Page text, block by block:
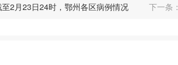
在短短三个半小时内
2月23日24时，鄂州各区病例情况 下一条：